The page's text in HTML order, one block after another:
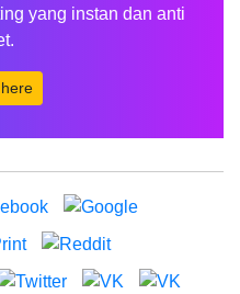
yang instan dan anti